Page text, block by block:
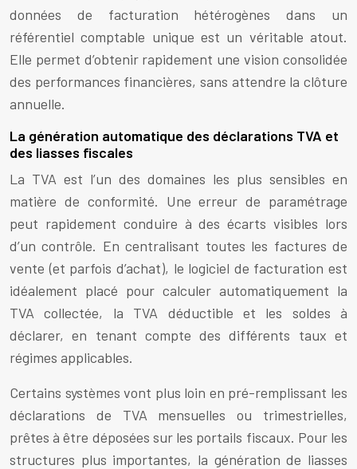
données de facturation hétérogènes dans un
référentiel comptable unique est un véritable atout.
Elle permet d’obtenir rapidement une vision consolidée
des performances financières, sans attendre la clôture
annuelle.
La génération automatique des déclarations TVA et
des liasses fiscales
La TVA est l’un des domaines les plus sensibles en
matière de conformité. Une erreur de paramétrage
peut rapidement conduire à des écarts visibles lors
d’un contrôle. En centralisant toutes les factures de
vente (et parfois d’achat), le logiciel de facturation est
idéalement placé pour calculer automatiquement la
TVA collectée, la TVA déductible et les soldes à
déclarer, en tenant compte des différents taux et
régimes applicables.
Certains systèmes vont plus loin en pré-remplissant les
déclarations de TVA mensuelles ou trimestrielles,
prêtes à être déposées sur les portails fiscaux. Pour les
structures plus importantes, la génération de liasses